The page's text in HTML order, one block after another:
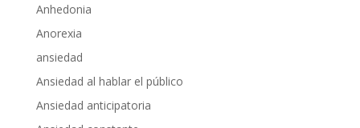
Anhedonia
Anorexia
ansiedad
Ansiedad al hablar el público
Ansiedad anticipatoria